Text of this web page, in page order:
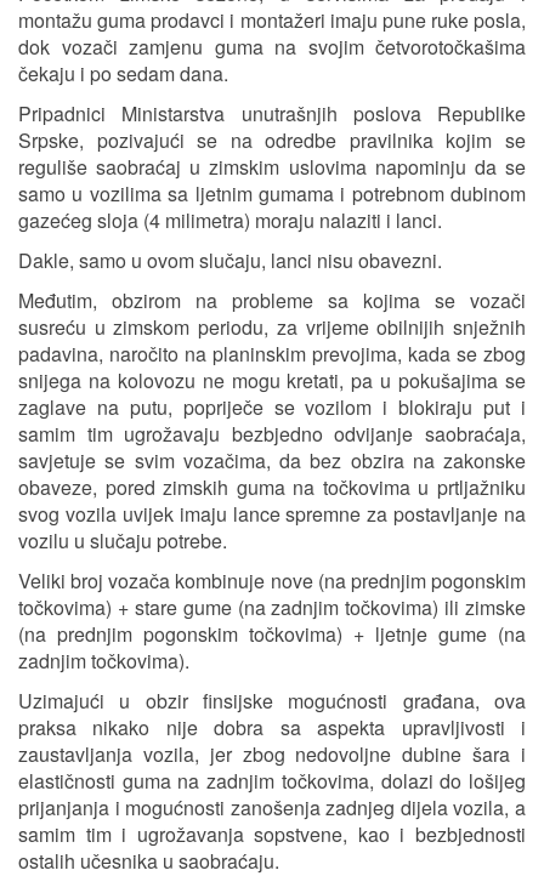
montažu guma prodavci i montažeri imaju pune ruke posla,
dok vozači zamjenu guma na svojim četvorotočkašima
čekaju i po sedam dana.
Pripadnici Ministarstva unutrašnjih poslova Republike
Srpske, pozivajući se na odredbe pravilnika kojim se
reguliše saobraćaj u zimskim uslovima napominju da se
samo u vozilima sa ljetnim gumama i potrebnom dubinom
gazećeg sloja (4 milimetra) moraju nalaziti i lanci.
Dakle, samo u ovom slučaju, lanci nisu obavezni.
Međutim, obzirom na probleme sa kojima se vozači
susreću u zimskom periodu, za vrijeme obilnijih snježnih
padavina, naročito na planinskim prevojima, kada se zbog
snijega na kolovozu ne mogu kretati, pa u pokušajima se
zaglave na putu, popriječe se vozilom i blokiraju put i
samim tim ugrožavaju bezbjedno odvijanje saobraćaja,
savjetuje se svim vozačima, da bez obzira na zakonske
obaveze, pored zimskih guma na točkovima u prtljažniku
svog vozila uvijek imaju lance spremne za postavljanje na
vozilu u slučaju potrebe.
Veliki broj vozača kombinuje nove (na prednjim pogonskim
točkovima) + stare gume (na zadnjim točkovima) ili zimske
(na prednjim pogonskim točkovima) + ljetnje gume (na
zadnjim točkovima).
Uzimajući u obzir finsijske mogućnosti građana, ova
praksa nikako nije dobra sa aspekta upravljivosti i
zaustavljanja vozila, jer zbog nedovoljne dubine šara i
elastičnosti guma na zadnjim točkovima, dolazi do lošijeg
prijanjanja i mogućnosti zanošenja zadnjeg dijela vozila, a
samim tim i ugrožavanja sopstvene, kao i bezbjednosti
ostalih učesnika u saobraćaju.